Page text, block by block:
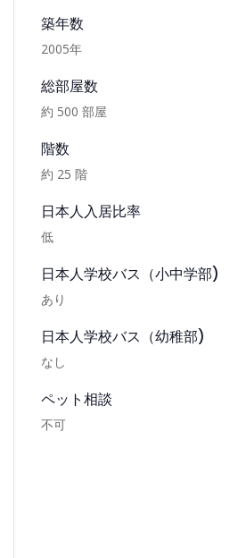
Belleza
ベレーザプルマタヒジョウ
詳細情報
築年数
2005年
総部屋数
約 500 部屋
階数
約 25 階
日本人入居比率
低
日本人学校バス（小中学部)
あり
日本人学校バス（幼稚部)
なし
ペット相談
不可